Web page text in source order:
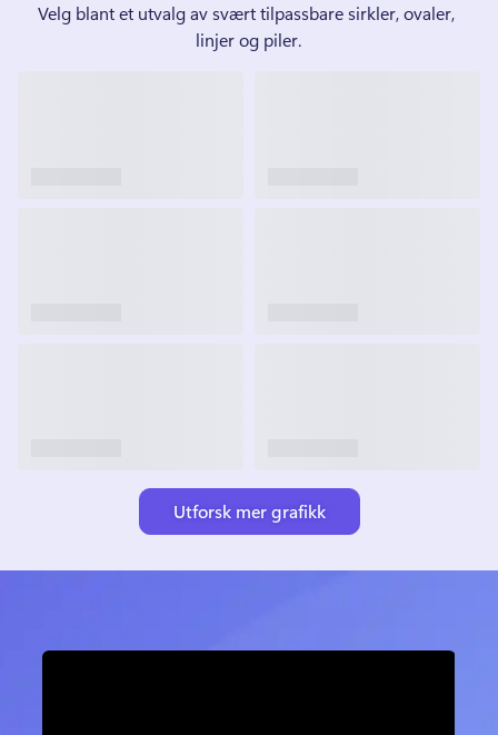
Velg blant et utvalg av svært tilpassbare sirkler, ovaler,
linjer og piler.
Utforsk mer grafikk